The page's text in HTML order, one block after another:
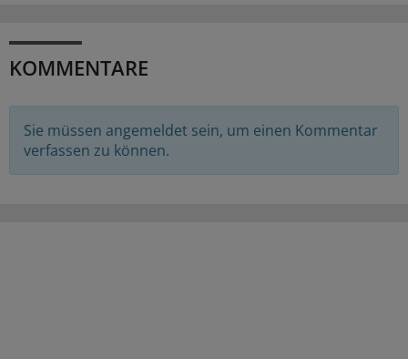
KOMMENTARE
Sie müssen angemeldet sein, um einen Kommentar
verfassen zu können.